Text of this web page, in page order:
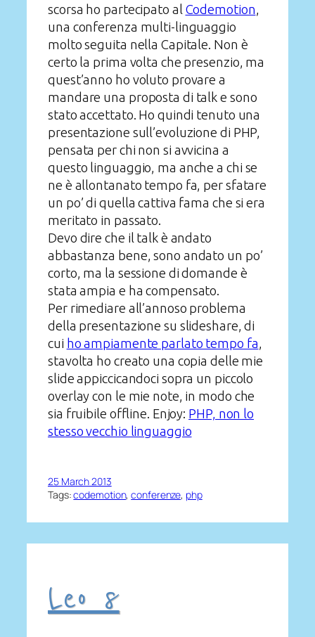
scorsa ho partecipato al Codemotion,
una conferenza multi-linguaggio
molto seguita nella Capitale. Non è
certo la prima volta che presenzio, ma
quest’anno ho voluto provare a
mandare una proposta di talk e sono
stato accettato. Ho quindi tenuto una
presentazione sull’evoluzione di PHP,
pensata per chi non si avvicina a
questo linguaggio, ma anche a chi se
ne è allontanato tempo fa, per sfatare
un po’ di quella cattiva fama che si era
meritato in passato.
Devo dire che il talk è andato
abbastanza bene, sono andato un po’
corto, ma la sessione di domande è
stata ampia e ha compensato.
Per rimediare all’annoso problema
della presentazione su slideshare, di
cui ho ampiamente parlato tempo fa,
stavolta ho creato una copia delle mie
slide appiccicandoci sopra un piccolo
overlay con le mie note, in modo che
sia fruibile offline. Enjoy: PHP, non lo
stesso vecchio linguaggio
25 March 2013
Tags:codemotion, conferenze, php
Leo 8